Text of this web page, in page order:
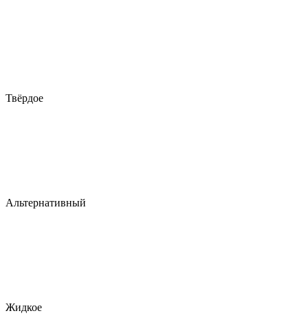
Твёрдое
Альтернативный
Жидкое